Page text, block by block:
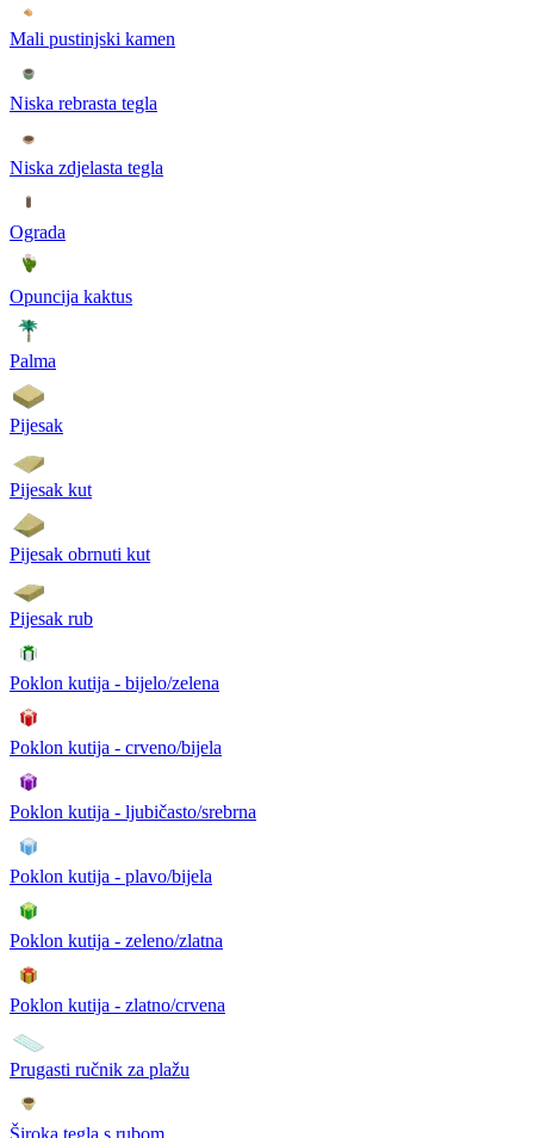
Mali pustinjski kamen
Niska rebrasta tegla
Niska zdjelasta tegla
Ograda
Opuncija kaktus
Palma
Pijesak
Pijesak kut
Pijesak obrnuti kut
Pijesak rub
Poklon kutija - bijelo/zelena
Poklon kutija - crveno/bijela
Poklon kutija - ljubičasto/srebrna
Poklon kutija - plavo/bijela
Poklon kutija - zeleno/zlatna
Poklon kutija - zlatno/crvena
Prugasti ručnik za plažu
Široka tegla s rubom